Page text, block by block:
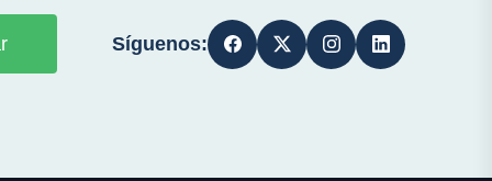
Síguenos: